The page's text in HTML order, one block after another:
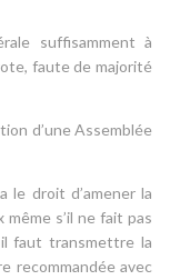
suffisamment à
faute de majorité
d’une Assemblée
le droit d’amener la
s’il ne fait pas
faut transmettre la
recommandée avec